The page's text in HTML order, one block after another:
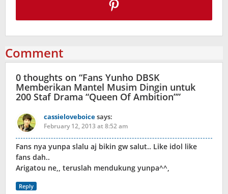
Comment
0 thoughts on “Fans Yunho DBSK
Memberikan Mantel Musim Dingin untuk
200 Staf Drama “Queen Of Ambition””
cassieloveboicesays:
February 12, 2013 at 8:52 am
Fans nya yunpa slalu aj bikin gw salut.. Like idol like
fans dah..
Arigatou ne,, teruslah mendukung yunpa^^,
Reply